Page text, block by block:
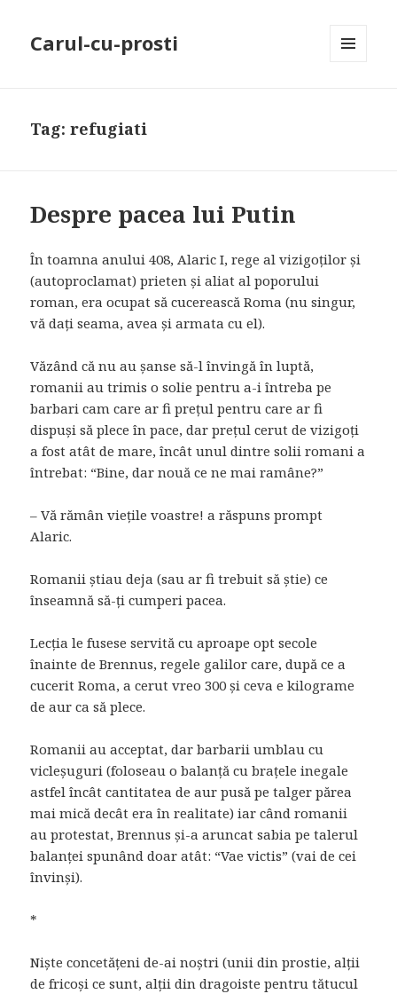
Carul-cu-prosti
Tag: refugiati
Despre pacea lui Putin
În toamna anului 408, Alaric I, rege al vizigoților și
(autoproclamat) prieten și aliat al poporului
roman, era ocupat să cucerească Roma (nu singur,
vă dați seama, avea și armata cu el).
Văzând că nu au șanse să-l învingă în luptă,
romanii au trimis o solie pentru a-i întreba pe
barbari cam care ar fi prețul pentru care ar fi
dispuși să plece în pace, dar prețul cerut de vizigoți
a fost atât de mare, încât unul dintre solii romani a
întrebat: “Bine, dar nouă ce ne mai ramâne?”
– Vă rămân viețile voastre! a răspuns prompt
Alaric.
Romanii știau deja (sau ar fi trebuit să știe) ce
înseamnă să-ți cumperi pacea.
Lecția le fusese servită cu aproape opt secole
înainte de Brennus, regele galilor care, după ce a
cucerit Roma, a cerut vreo 300 și ceva e kilograme
de aur ca să plece.
Romanii au acceptat, dar barbarii umblau cu
vicleșuguri (foloseau o balanță cu brațele inegale
astfel încât cantitatea de aur pusă pe talger părea
mai mică decât era în realitate) iar când romanii
au protestat, Brennus și-a aruncat sabia pe talerul
balanței spunând doar atât: “Vae victis” (vai de cei
învinși).
*
Niște concetățeni de-ai noștri (unii din prostie, alții
de fricoși ce sunt, alții din dragoiste pentru tătucul